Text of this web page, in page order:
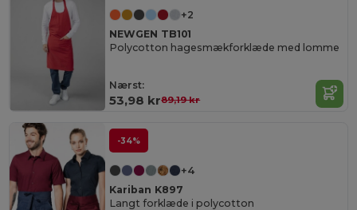
+2
NEWGEN TB101
Polycotton hagesmækforklæde med lomme
Nærst:
53,98 kr89,19 kr
-34%
+4
Kariban K897
Langt forklæde i polycotton